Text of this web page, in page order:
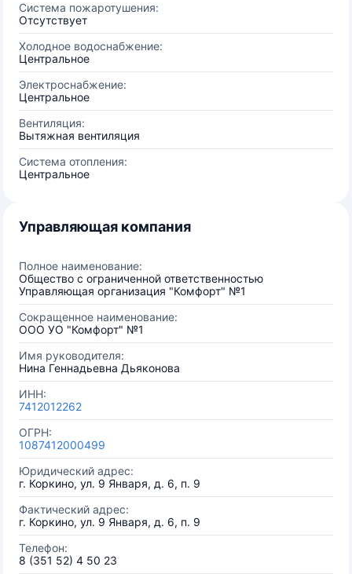
Система пожаротушения:
Отсутствует
Холодное водоснабжение:
Центральное
Электроснабжение:
Центральное
Вентиляция:
Вытяжная вентиляция
Система отопления:
Центральное
Управляющая компания
Полное наименование:
Общество с ограниченной ответственностью
Управляющая организация "Комфорт" №1
Сокращенное наименование:
ООО УО "Комфорт" №1
Имя руководителя:
Нина Геннадьевна Дьяконова
ИНН:
7412012262
ОГРН:
1087412000499
Юридический адрес:
г. Коркино, ул. 9 Января, д. 6, п. 9
Фактический адрес:
г. Коркино, ул. 9 Января, д. 6, п. 9
Телефон:
8 (351 52) 4 50 23